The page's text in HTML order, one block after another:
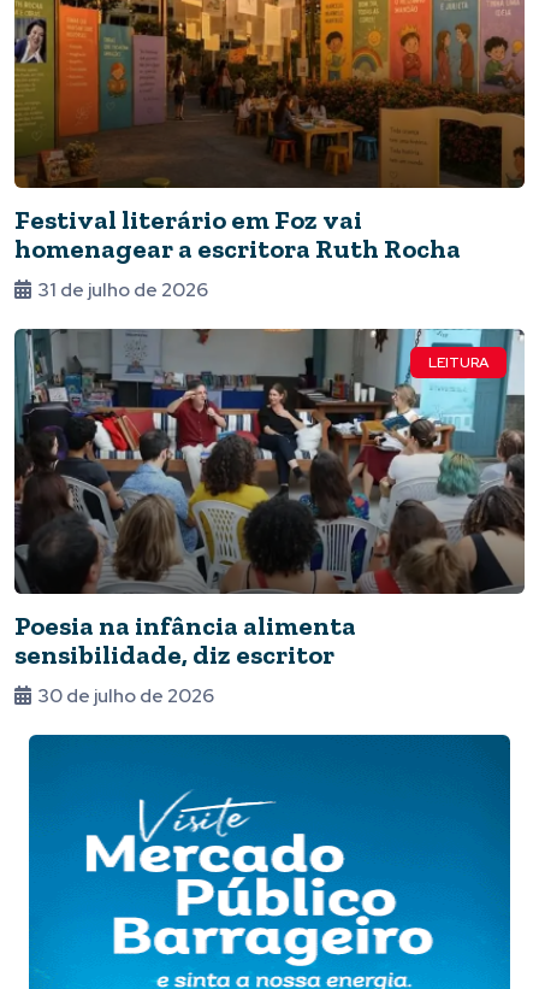
Festival literário em Foz vai
homenagear a escritora Ruth Rocha
31 de julho de 2026
LEITURA
Poesia na infância alimenta
sensibilidade, diz escritor
30 de julho de 2026